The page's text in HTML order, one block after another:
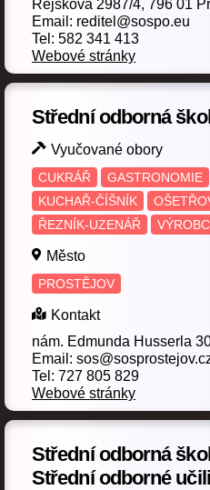
Prodavačské práce
Provoz a ekonomika dopravy
Rekondiční a sportovní
Reprodukční grafik (1)
Reprodukční grafik pro
Rybář (1) Scénická a
Šití oděvů
Spojový mechanik (1)
Stavebnictví (6)
Strojírenské práce (2)
Strojní mechanik (9)
Technologie potravin (1)
Rejskova 2987/4, 796 01
Email: reditel@sospo.eu
Tel: 582 341 413
Webové stránky
Střední odborná
Vyučované obory
CUKRÁŘ GASTRONOMIE
KUCHAŘ-ČÍŠNÍK
ŘEZNÍK-UZENÁŘ
Město
PROSTĚJOV
Kontakt
nám. Edmunda Husserla
Email:
Tel: 727 805 829
Webové stránky
Střední odborná
Střední odborné